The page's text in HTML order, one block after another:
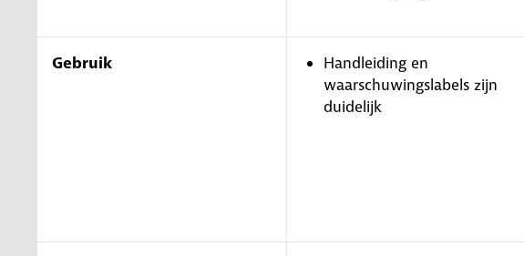
Gebruik
Handleiding en
waarschuwingslabels zijn
duidelijk